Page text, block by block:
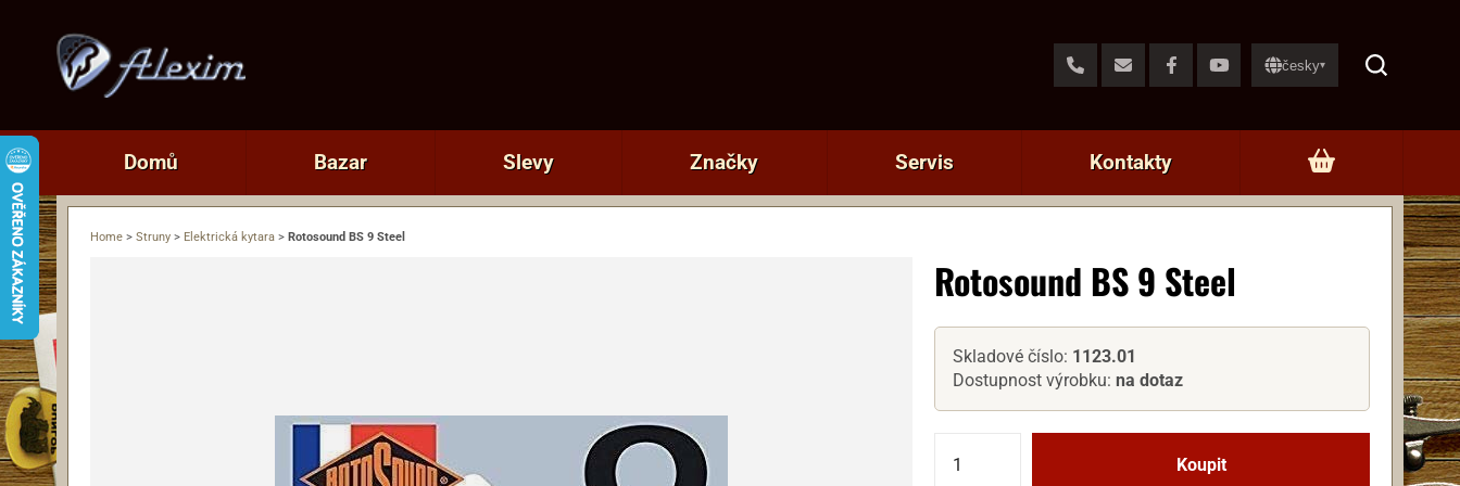
česky▾
Domů Bazar Slevy Značky Servis Kontakty
Home > Struny > Elektrická kytara > Rotosound BS 9 Steel
Rotosound BS 9 Steel
Skladové číslo: 1123.01
Dostupnost výrobku:na dotaz